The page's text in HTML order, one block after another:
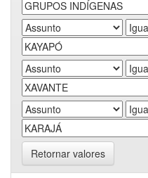
Retornar valores